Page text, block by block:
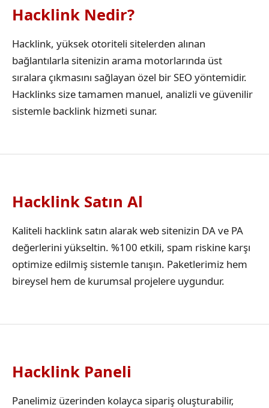
Hacklink Nedir?
Hacklink, yüksek otoriteli sitelerden alınan
bağlantılarla sitenizin arama motorlarında üst
sıralara çıkmasını sağlayan özel bir SEO yöntemidir.
Hacklinks size tamamen manuel, analizli ve güvenilir
sistemle backlink hizmeti sunar.
Hacklink Satın Al
Kaliteli hacklink satın alarak web sitenizin DA ve PA
değerlerini yükseltin. %100 etkili, spam riskine karşı
optimize edilmiş sistemle tanışın. Paketlerimiz hem
bireysel hem de kurumsal projelere uygundur.
Hacklink Paneli
Panelimiz üzerinden kolayca sipariş oluşturabilir,